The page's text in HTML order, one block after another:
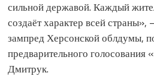
сильной державой. Каждый
создаёт характер всей
зампред Херсонской облдумы,
предварительного
Дмитрук.